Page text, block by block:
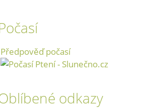
Předpověď počasí
odkazy